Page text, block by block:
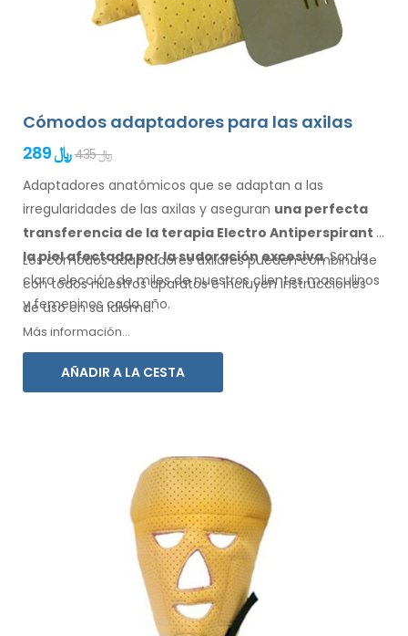
Cómodos adaptadores para las axilas
289 ﷼
435 ﷼
Adaptadores anatómicos que se adaptan a las
irregularidades de las axilas y aseguran una perfecta
transferencia de la terapia Electro Antiperspirant a
la pielafectada por la sudoración excesiva. Son la
clara elección de miles de nuestros clientes masculinos
y femeninos cada año.
Los cómodos adaptadoresaxilarespueden combinarse
contodosnuestros aparatos e incluyen instrucciones
deuso en su idioma.
Más información...
AÑADIR A LA CESTA